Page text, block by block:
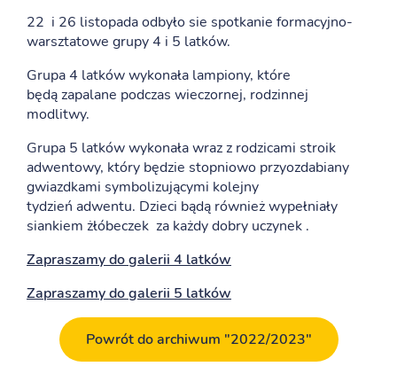
22 i 26 listopada odbyło sie spotkanie formacyjno-
warsztatowe grupy 4 i 5 latków.
Grupa 4 latków wykonała lampiony, które
będą zapalane podczas wieczornej, rodzinnej
modlitwy.
Grupa 5 latków wykonała wraz z rodzicami stroik
adwentowy, który będzie stopniowo przyozdabiany
gwiazdkami symbolizującymi kolejny
tydzień adwentu. Dzieci bądą również wypełniały
siankiem żłóbeczek za każdy dobry uczynek .
Zapraszamy do galerii 4 latków
Zapraszamy do galerii 5 latków
Powrót do archiwum "2022/2023"